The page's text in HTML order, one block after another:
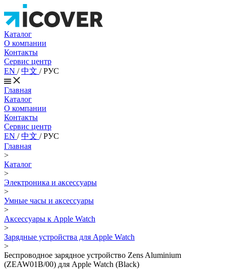
Каталог
О компании
Контакты
Сервис центр
EN /中文 /РУС
Главная
Каталог
О компании
Контакты
Сервис центр
EN /中文 /РУС
Главная
>
Каталог
>
Электроника и аксессуары
>
Умные часы и аксессуары
>
Аксессуары к Apple Watch
>
Зарядные устройства для Apple Watch
>
Беспроводное зарядное устройство Zens Aluminium
(ZEAW01B/00) для Apple Watch (Black)